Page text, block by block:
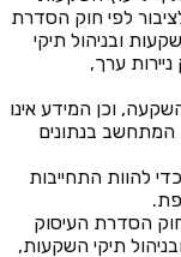
לפי חוק הסדרת
ובניהול תיקי
ולפי חוק ניירות ערך,
וכן המידע אינו
המתחשב בנתונים
להוות התחייבות
הסדרת העיסוק
תיקי השקעות,